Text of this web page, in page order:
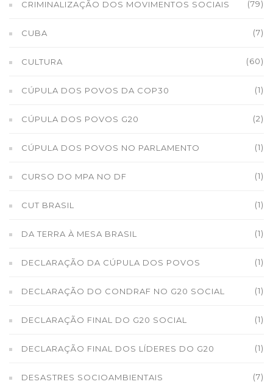
CRIMINALIZAÇÃO DOS MOVIMENTOS SOCIAIS (79)
CUBA (7)
CULTURA (60)
CÚPULA DOS POVOS DA COP30 (1)
CÚPULA DOS POVOS G20 (2)
CÚPULA DOS POVOS NO PARLAMENTO (1)
CURSO DO MPA NO DF (1)
CUT BRASIL (1)
DA TERRA À MESA BRASIL (1)
DECLARAÇÃO DA CÚPULA DOS POVOS (1)
DECLARAÇÃO DO CONDRAF NO G20 SOCIAL (1)
DECLARAÇÃO FINAL DO G20 SOCIAL (1)
DECLARAÇÃO FINAL DOS LÍDERES DO G20 (1)
DESASTRES SOCIOAMBIENTAIS (7)